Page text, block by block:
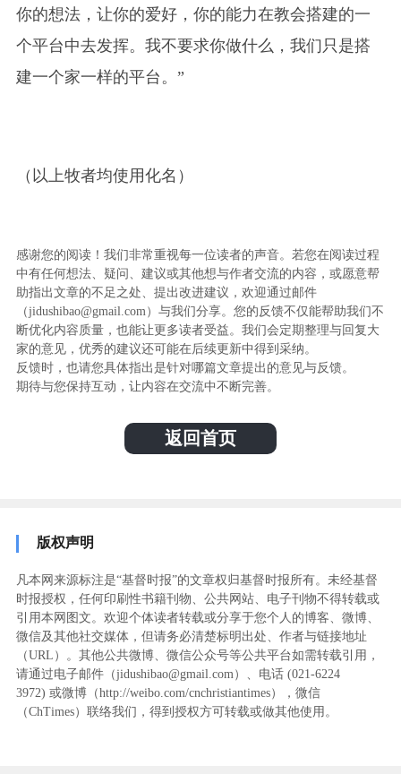
你的想法，让你的爱好，你的能力在教会搭建的一
个平台中去发挥。我不要求你做什么，我们只是搭
建一个家一样的平台。”
（以上牧者均使用化名）
感谢您的阅读！我们非常重视每一位读者的声音。若您在阅读过程
中有任何想法、疑问、建议或其他想与作者交流的内容，或愿意帮
助指出文章的不足之处、提出改进建议，欢迎通过邮件
（jidushibao@gmail.com）与我们分享。您的反馈不仅能帮助我们不
断优化内容质量，也能让更多读者受益。我们会定期整理与回复大
家的意见，优秀的建议还可能在后续更新中得到采纳。
反馈时，也请您具体指出是针对哪篇文章提出的意见与反馈。
期待与您保持互动，让内容在交流中不断完善。
返回首页
版权声明
凡本网来源标注是“基督时报”的文章权归基督时报所有。未经基督
时报授权，任何印刷性书籍刊物、公共网站、电子刊物不得转载或
引用本网图文。欢迎个体读者转载或分享于您个人的博客、微博、
微信及其他社交媒体，但请务必清楚标明出处、作者与链接地址
（URL）。其他公共微博、微信公众号等公共平台如需转载引用，
请通过电子邮件（jidushibao@gmail.com）、电话 (021-6224
3972) ‬或微博（http://weibo.com/cnchristiantimes），微信
（ChTimes）联络我们，得到授权方可转载或做其他使用。